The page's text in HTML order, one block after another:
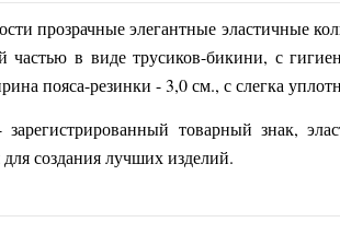
прозрачные элегантные эластичные
частью в виде трусиков-бикини, с
пояса-резинки - 3,0 см., с слегка
товарный знак,
создания лучших изделий.